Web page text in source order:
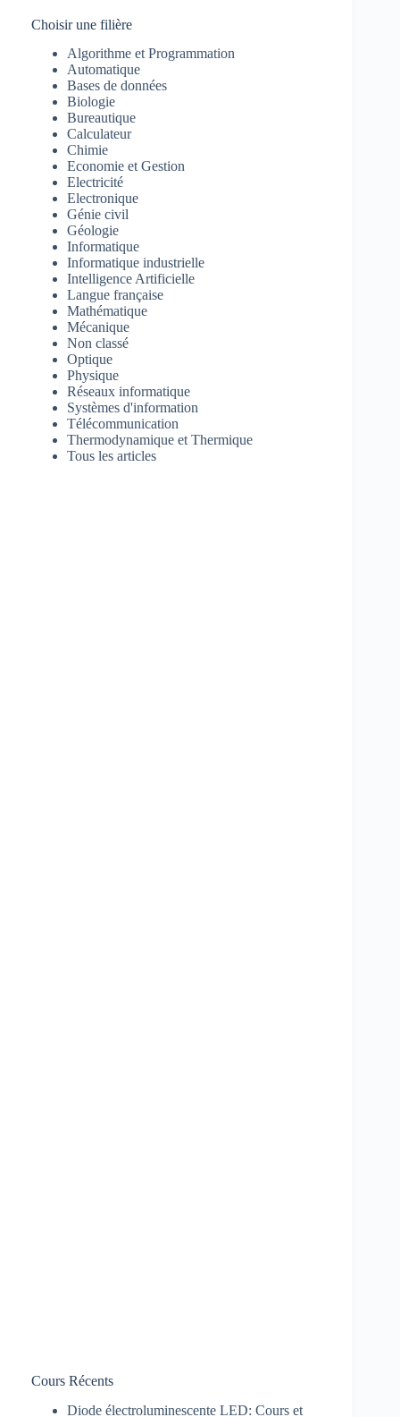
Choisir une filière
Algorithme et Programmation
Automatique
Bases de données
Biologie
Bureautique
Calculateur
Chimie
Economie et Gestion
Electricité
Electronique
Génie civil
Géologie
Informatique
Informatique industrielle
Intelligence Artificielle
Langue française
Mathématique
Mécanique
Non classé
Optique
Physique
Réseaux informatique
Systèmes d'information
Télécommunication
Thermodynamique et Thermique
Tous les articles
Cours Récents
Diode électroluminescente LED: Cours et